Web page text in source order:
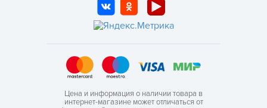
Цена и информация о наличии товара в
интернет-магазине может отличаться от